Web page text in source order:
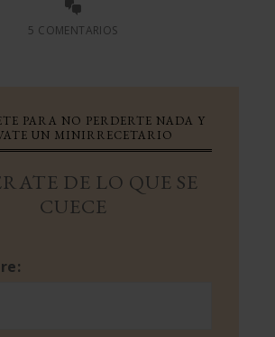
5 COMENTARIOS
PARA NO PERDERTE NADA Y
UN MINIRRECETARIO
DE LO QUE SE
CUECE